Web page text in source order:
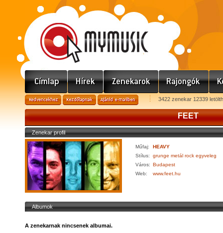
3422 zenekar 12339
FEET
Zenekar profil
Műfaj:
HEAVY
Stílus:
grunge metál rock egyveleg
Város: Budapest
Web:
www.feet.hu
Albumok
A zenekarnak nincsenek albumai.